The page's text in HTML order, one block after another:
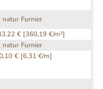
natur Furnier
€ [360,19 €/m²]
natur Furnier
€ [6,31 €/m]